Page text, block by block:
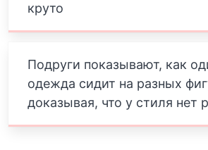
круто
Подруги показывают, как
одежда сидит на разных
доказывая, что у стиля нет